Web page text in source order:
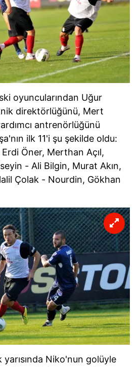
oyuncularından Uğur
direktörlüğünü, Mert
antrenörlüğünü
ilk 11'i şu şekilde oldu:
Öner, Merthan Açıl,
- Ali Bilgin, Murat Akın,
Çolak - Nourdin, Gökhan
yarısında Niko'nun golüyle